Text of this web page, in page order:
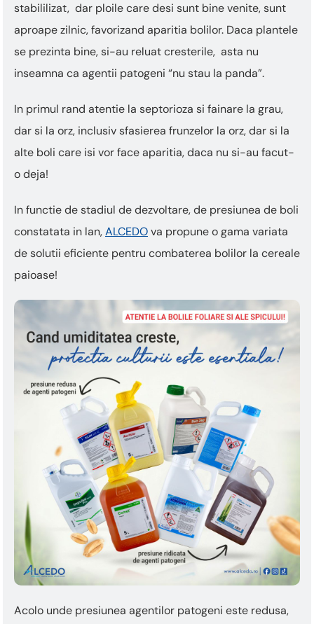
stabililizat, dar ploile care desi sunt bine venite, sunt
aproape zilnic, favorizand aparitia bolilor. Daca plantele
se prezinta bine, si-au reluat cresterile, asta nu
inseamna ca agentii patogeni “nu stau la panda”.
In primul rand atentie la septorioza si fainare la grau,
dar si la orz, inclusiv sfasierea frunzelor la orz, dar si la
alte boli care isi vor face aparitia, daca nu si-au facut-
o deja!
In functie de stadiul de dezvoltare, de presiunea de boli
constatata in lan,ALCEDOva propune o gama variata
de solutii eficiente pentru combaterea bolilor la cereale
paioase!
Acolo unde presiunea agentilor patogeni este redusa,